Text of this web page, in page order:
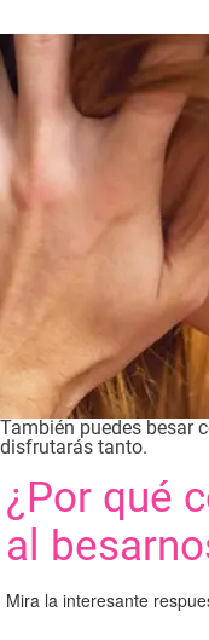
También puedes besar
disfrutarás tanto.
¿Por qué
al
Mira la interesante